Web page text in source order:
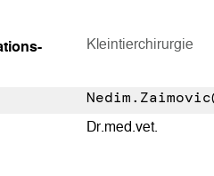
Kleintierchirurgie
Dr.med.vet.